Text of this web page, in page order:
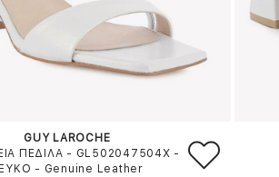
GUY LAROCHE
ΠΕΔΙΛΑ - GL502047504X -
- Genuine Leather